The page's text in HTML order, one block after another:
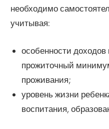
необходимо
учитывая:
особенности
прожиточный
проживания;
уровень жизни
воспитания,